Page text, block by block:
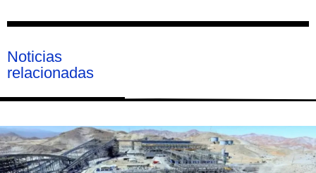
Noticias
relacionadas